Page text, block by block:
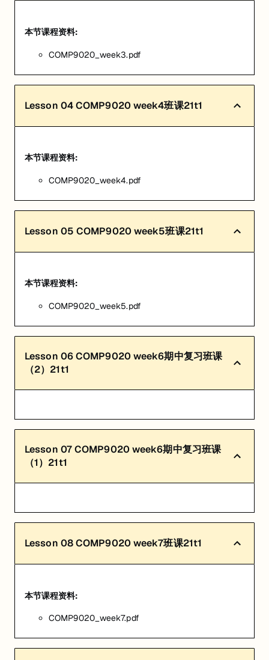
本节课程资料:
COMP9020_week3.pdf
Lesson 04COMP9020 week4班课21t1
本节课程资料:
COMP9020_week4.pdf
Lesson 05 COMP9020 week5班课21t1
本节课程资料:
COMP9020_week5.pdf
Lesson 06COMP9020 week6期中复习班课
（2）21t1
Lesson 07COMP9020 week6期中复习班课
（1）21t1
Lesson 08COMP9020 week7班课21t1
本节课程资料:
COMP9020_week7.pdf